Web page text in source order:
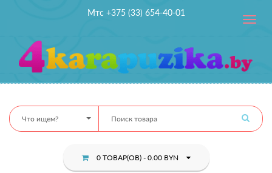
Мтс +375 (33) 654-40-01
Toggle
Что ищем?
0 ТОВАР(ОВ) - 0.00 BYN